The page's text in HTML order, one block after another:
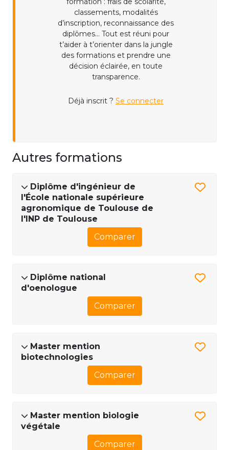
classements, modalités
d’inscription, reconnaissance des
diplômes... Tout est réuni pour
t’aider à t’orienter dans la jungle
des formations et prendre une
décision éclairée, en toute
transparence.
Déjà inscrit ? Se connecter
Autres formations
Diplôme d'ingénieur de
l'École nationale supérieure
agronomique de Toulouse de
l'INP de Toulouse
Comparer
Diplôme national
d'oenologue
Comparer
Master mention
biotechnologies
Comparer
Master mention biologie
végétale
Comparer